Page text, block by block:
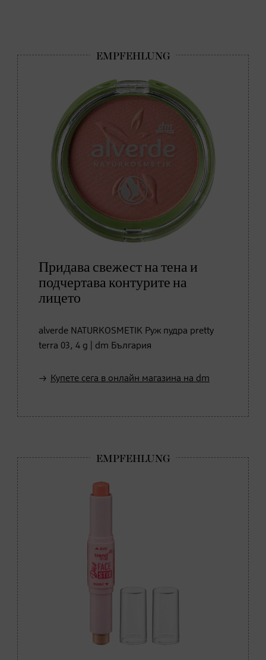
Придава свежест на тена и
подчертава контурите на
лицето
alverde NATURKOSMETIK Руж пудра pretty
terra 03, 4 g | dm България
Купете сега в онлайн магазина на dm